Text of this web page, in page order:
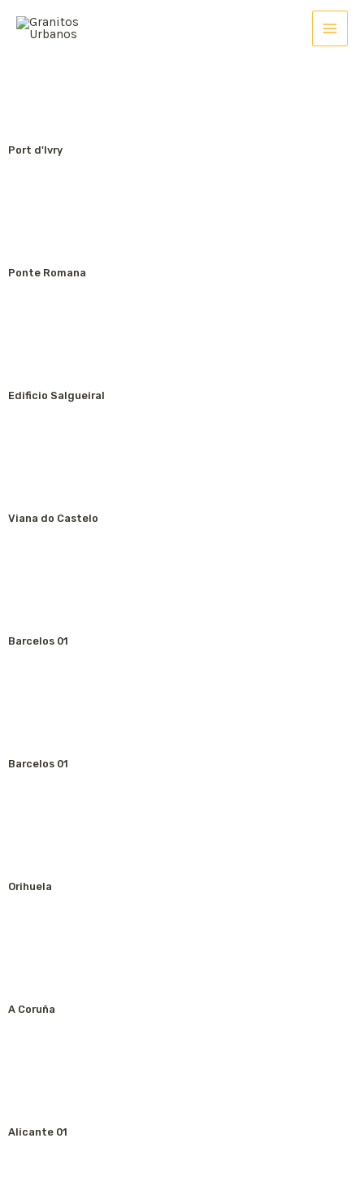
Port d'Ivry
Ponte Romana
Edificio Salgueiral
Viana do Castelo
Barcelos 01
Barcelos 01
Orihuela
A Coruña
Alicante 01